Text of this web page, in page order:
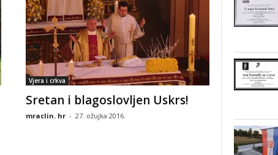
Vjera i crkva
Sretan i blagoslovljen Uskrs!
mraclin. hr - 27. ožujka 2016.